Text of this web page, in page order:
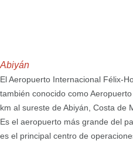
Abiyán
El Aeropuerto Internacional Félix-
también conocido como
km al sureste de Abiyán, Costa de
Es el aeropuerto más grande del
es el principal centro de